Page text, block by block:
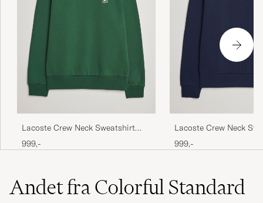
Sehr gute Qualität, schnelle Lieferung,
empfehlenswert!
THOMAS N KØBTE PÅ CAREOFCARL.DE
Sehr schnelle Lieferung. Alles top!
heavy, crisp and elegant, but rather pricey for
us in Australia with a weaker dollar.
Lacoste Crew Neck Sweatshirt
Green
999,-
Lacoste Crew Neck
Navy Blue
999,-
Andet fra Colorful Standard